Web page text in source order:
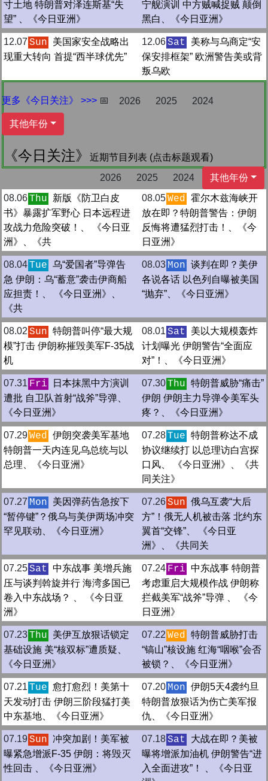
寸土地 特朗普对泽连斯基“失
望” 、《今日亚洲》
宁舰演训 中方贼喊捉贼 颠倒
黑白、《今日亚洲》
12.07 Sun
美国家安全战略出
现重大转向 首提“西半球优先”
12.06Sat
美称与乌商定“安
保安排框架” 欧洲警告美或背
叛乌欧
更多《今日关注》 >>> 📅 2026 2025 2024
其他年份
《今日关注》
近期节目列表 (点击标题观看)
2026
2025 2024
其他年份
08.06Thu
新版《防卫白皮
书》暴露扩军野心 日本远程进
攻战力危险突破！、 《今日亚
洲》、《共
08.05Wed 霍尔木兹海峡开
放在即？特朗普警告：伊朗
反悔将遭猛烈打击！、《今
日亚洲》
08.04Tue 乌“爱国者”导弹告
急 伊朗：乌“蓄意”袭击伊商船
应担责！、 《今日亚洲》、
《共
08.03 Mon 谈判在即？美伊
各说各话 以色列自曝被美国
“抛弃”、《今日亚洲》
08.02 Sun 特朗普叫停“最大规
模”打击 伊朗称摧毁美军F-35战
机
08.01 Sat
美以大规模轰炸
计划曝光 伊朗警告“全面应
对”！、《今日亚洲》
07.31 Fri
日本抹黑中方演训
遭批 自卫队首射“战斧”导弹、
《今日亚洲》
07.30Thu 特朗普威胁“痛击”
伊朗 伊朗主力导弹令美军头
疼？、《今日亚洲》
07.29Wed 伊朗突袭美军基地
特朗普一天内连见乌总统与以
总理、《今日亚洲》
07.28Tue 特朗普称达不成
协议继续打 以总理访白宫探
口风、 《今日亚洲》、《共
同关注》
07.27 Mon
美因弹药告急按下
“暂停键”？俄乌与美伊两场冲突
罕见联动、《今日亚洲》
07.26Sun 俄乌互袭“大后
方”！俄无人机被击落 北约东
翼首“交锋”、 《今日亚
洲》、《共同关
07.25Sat
中东战事 美增兵施
压与谈判斡旋并行 海湾多国已
卷入中东战场？ 、 《今日亚
洲》
07.24 Fri 中东战事 特朗普
考虑重启大规模作战 伊朗称
拦截美军“战斧”导弹 、 《今
日亚洲》
07.23Thu
美伊互放狠话锁定
基础设施 美“核双标”遭质疑、
《今日亚洲》
07.22 Wed 特朗普威胁打击
“镐山”核设施 红海“咽喉”会否
被锁？、《今日亚洲》
07.21 Tue 愈打愈烈！美第十
天发动打击 伊朗三阶段猛打美
中东基地、《今日亚洲》
07.20 Mon 伊朗5天4袭约旦
特朗普放狠话为伤亡美军报
仇、《今日亚洲》
07.19Sun 冲突加剧！美军被
曝紧急增派F-35 伊朗：将毁灭
性回击 、《今日亚洲》
07.18Sat
大战在即？美被
曝将增派加油机 伊朗警告“进
入全面进攻”！ 、《今日亚